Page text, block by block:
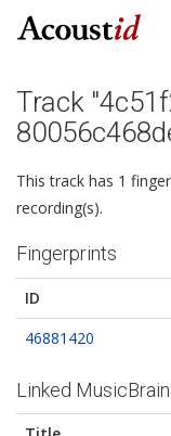
Track
This track has 1
recording(s).
Fingerprints
ID
46881420
Linked